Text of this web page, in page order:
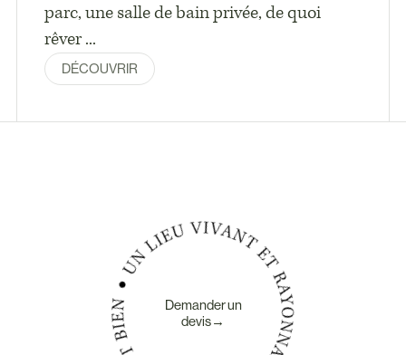
parc, une salle de bain privée, de quoi
rêver ...
DÉCOUVRIR
Demander un
devis→